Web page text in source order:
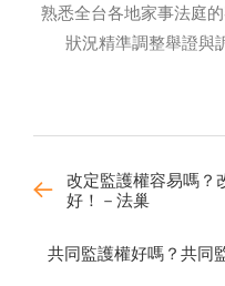
熟悉全台各地家事法庭
狀況精準調整舉證與
改定監護權容易嗎？
好！－法巢
共同監護權好嗎？共同